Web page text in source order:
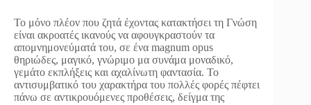
Το μόνο πλέον που ζητά έχοντας κατακτήσει τη Γνώση
είναι ακροατές ικανούς να αφουγκραστούν τα
απομνημονεύματά του, σε ένα magnum opus
θηριώδες, μαγικό, γνώριμο μα συνάμα μοναδικό,
γεμάτο εκπλήξεις και αχαλίνωτη φαντασία. Το
αντισυμβατικό του χαρακτήρα του πολλές φορές πέφτει
πάνω σε αντικρουόμενες προθέσεις, δείγμα της